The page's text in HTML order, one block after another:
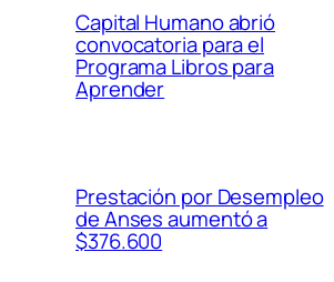
Capital Humano abrió
convocatoria para el
Programa Libros para
Aprender
Prestación por Desempleo
de Anses aumentó a
$376.600